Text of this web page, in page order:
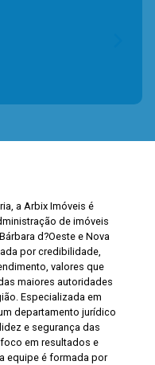
a Arbix Imóveis é
de imóveis
d?Oeste e Nova
por credibilidade,
valores que
maiores autoridades
Especializada em
departamento jurídico
e segurança das
em resultados e
equipe é formada por